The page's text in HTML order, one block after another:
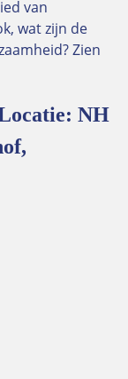
van
wat zijn de
Zien
NH